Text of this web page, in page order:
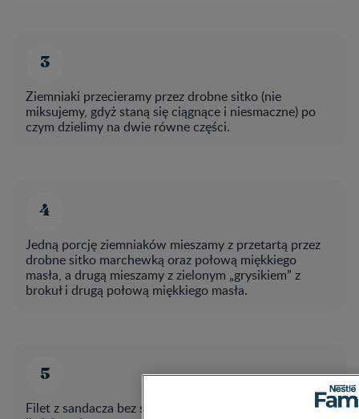
Ziemniaki przecieramy przez drobne sitko (nie
miksujemy, gdyż staną się ciągnące i niesmaczne) po
czym dzielimy na dwie równe części.
Jedną porcję ziemniaków mieszamy z przetartą przez
drobne sitko marchewką oraz połową miękkiego
masła, a drugą mieszamy z zielonym „grysikiem” z
brokuł i drugą połową miękkiego masła.
Filet z sandacza bez skóry i ości gotujemy w niewielkiej
Klikając na przycisk “Akceptuję wszystkie pliki
innych podobnych technologii) pochodzących od